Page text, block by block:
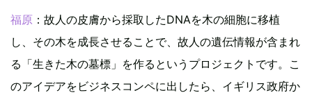
福原 ：故人の皮膚から採取したDNAを木の細胞に移植
し、その木を成長させることで、故人の遺伝情報が含まれ
る「生きた木の墓標」を作るというプロジェクトです。こ
のアイデアをビジネスコンペに出したら、イギリス政府か